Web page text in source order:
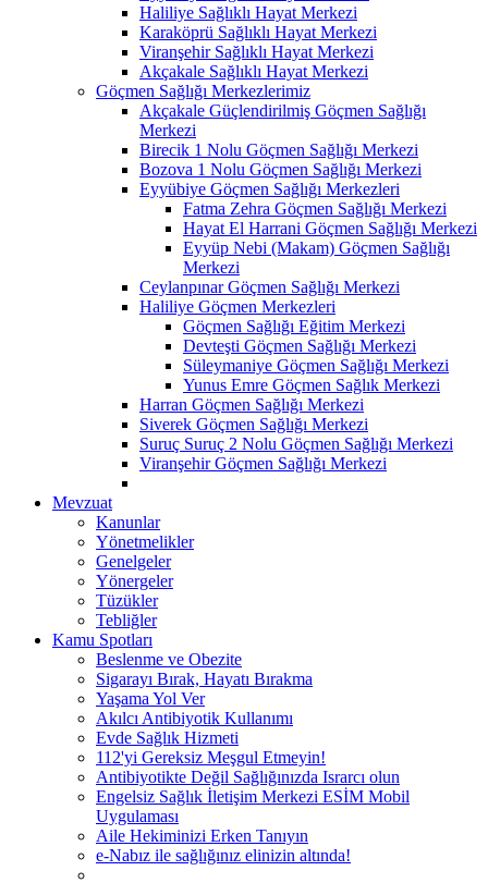
Haliliye Sağlıklı Hayat Merkezi
Karaköprü Sağlıklı Hayat Merkezi
Viranşehir Sağlıklı Hayat Merkezi
Akçakale Sağlıklı Hayat Merkezi
Göçmen Sağlığı Merkezlerimiz
Akçakale Güçlendirilmiş Göçmen Sağlığı
Merkezi
Birecik 1 Nolu Göçmen Sağlığı Merkezi
Bozova 1 Nolu Göçmen Sağlığı Merkezi
Eyyübiye Göçmen Sağlığı Merkezleri
Fatma Zehra Göçmen Sağlığı Merkezi
Hayat El Harrani Göçmen Sağlığı Merkezi
Eyyüp Nebi (Makam) Göçmen Sağlığı
Merkezi
Ceylanpınar Göçmen Sağlığı Merkezi
Haliliye Göçmen Merkezleri
Göçmen Sağlığı Eğitim Merkezi
Devteşti Göçmen Sağlığı Merkezi
Süleymaniye Göçmen Sağlığı Merkezi
Yunus Emre Göçmen Sağlık Merkezi
Harran Göçmen Sağlığı Merkezi
Siverek Göçmen Sağlığı Merkezi
Suruç Suruç 2 Nolu Göçmen Sağlığı Merkezi
Viranşehir Göçmen Sağlığı Merkezi
Mevzuat
Kanunlar
Yönetmelikler
Genelgeler
Yönergeler
Tüzükler
Tebliğler
Kamu Spotları
Beslenme ve Obezite
Sigarayı Bırak, Hayatı Bırakma
Yaşama Yol Ver
Akılcı Antibiyotik Kullanımı
Evde Sağlık Hizmeti
112'yi Gereksiz Meşgul Etmeyin!
Antibiyotikte Değil Sağlığınızda Israrcı olun
Engelsiz Sağlık İletişim Merkezi ESİM Mobil
Uygulaması
Aile Hekiminizi Erken Tanıyın
e-Nabız ile sağlığınız elinizin altında!